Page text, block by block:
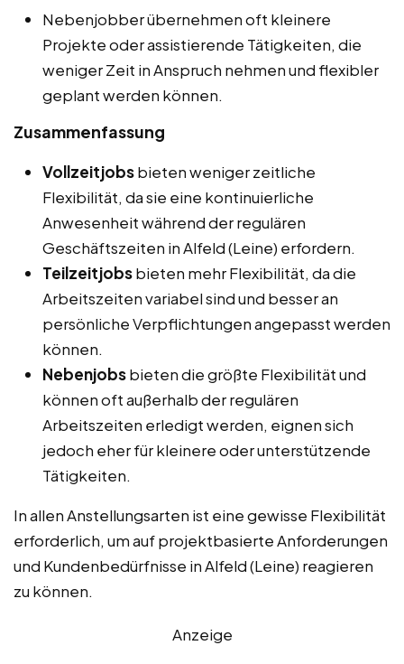
Nebenjobber übernehmen oft kleinere
Projekte oder assistierende Tätigkeiten, die
weniger Zeit in Anspruch nehmen und flexibler
geplant werden können.
Zusammenfassung
Vollzeitjobsbieten weniger zeitliche
Flexibilität, da sie eine kontinuierliche
Anwesenheit während der regulären
Geschäftszeiten in Alfeld (Leine) erfordern.
Teilzeitjobsbieten mehr Flexibilität, da die
Arbeitszeiten variabel sind und besser an
persönliche Verpflichtungen angepasst werden
können.
Nebenjobsbieten die größte Flexibilität und
können oft außerhalb der regulären
Arbeitszeiten erledigt werden, eignen sich
jedoch eher für kleinere oder unterstützende
Tätigkeiten.
In allen Anstellungsarten ist eine gewisse Flexibilität
erforderlich, um auf projektbasierte Anforderungen
und Kundenbedürfnisse in Alfeld (Leine) reagieren
zu können.
Anzeige